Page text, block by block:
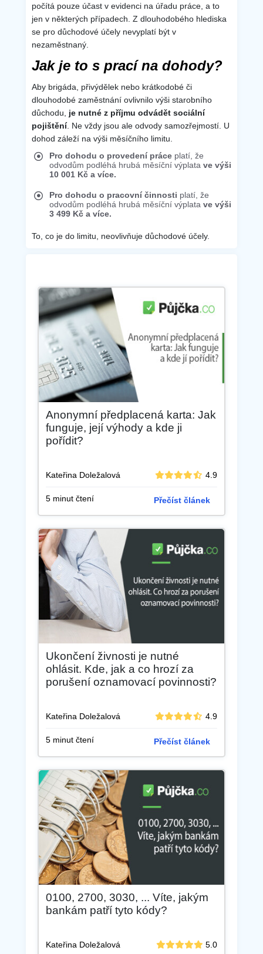
počítá pouze účast v evidenci na úřadu práce, a to
jen v některých případech. Z dlouhodobého hlediska
se pro důchodové účely nevyplatí být v
nezaměstnaný.
Jak je to s prací na dohody?
Aby brigáda, přivýdělek nebo krátkodobé či
dlouhodobé zaměstnání ovlivnilo výši starobního
důchodu, je nutné z příjmu odvádět sociální
pojištění. Ne vždy jsou ale odvody samozřejmostí. U
dohod záleží na výši měsíčního limitu.
Pro dohodu o provedení práce platí, že
odvodům podléhá hrubá měsíční výplata ve výši
10 001 Kč a více.
Pro dohodu o pracovní činnosti platí, že
odvodům podléhá hrubá měsíční výplata ve výši
3 499 Kč a více.
To, co je do limitu, neovlivňuje důchodové účely.
Anonymní předplacená karta: Jak
funguje, její výhody a kde ji
pořídit?
Kateřina Doležalová 4.9
5 minut čtení Přečíst článek
Ukončení živnosti je nutné
ohlásit. Kde, jak a co hrozí za
porušení oznamovací povinnosti?
Kateřina Doležalová 4.9
5 minut čtení Přečíst článek
0100, 2700, 3030, ... Víte, jakým
bankám patří tyto kódy?
Kateřina Doležalová 5.0